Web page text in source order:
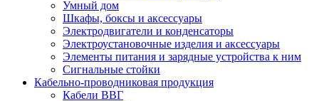
Умный дом
Шкафы, боксы и аксессуары
Электродвигатели и конденсаторы
Электроустановочные изделия и аксессуары
Элементы питания и зарядные устройства к ним
Сигнальные стойки
Кабельно-проводниковая продукция
Кабели ВВГ